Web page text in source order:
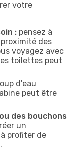
votre
: pensez à
des
voyagez avec
toilettes peut
d'eau
peut être
des bouchons
un
profiter de